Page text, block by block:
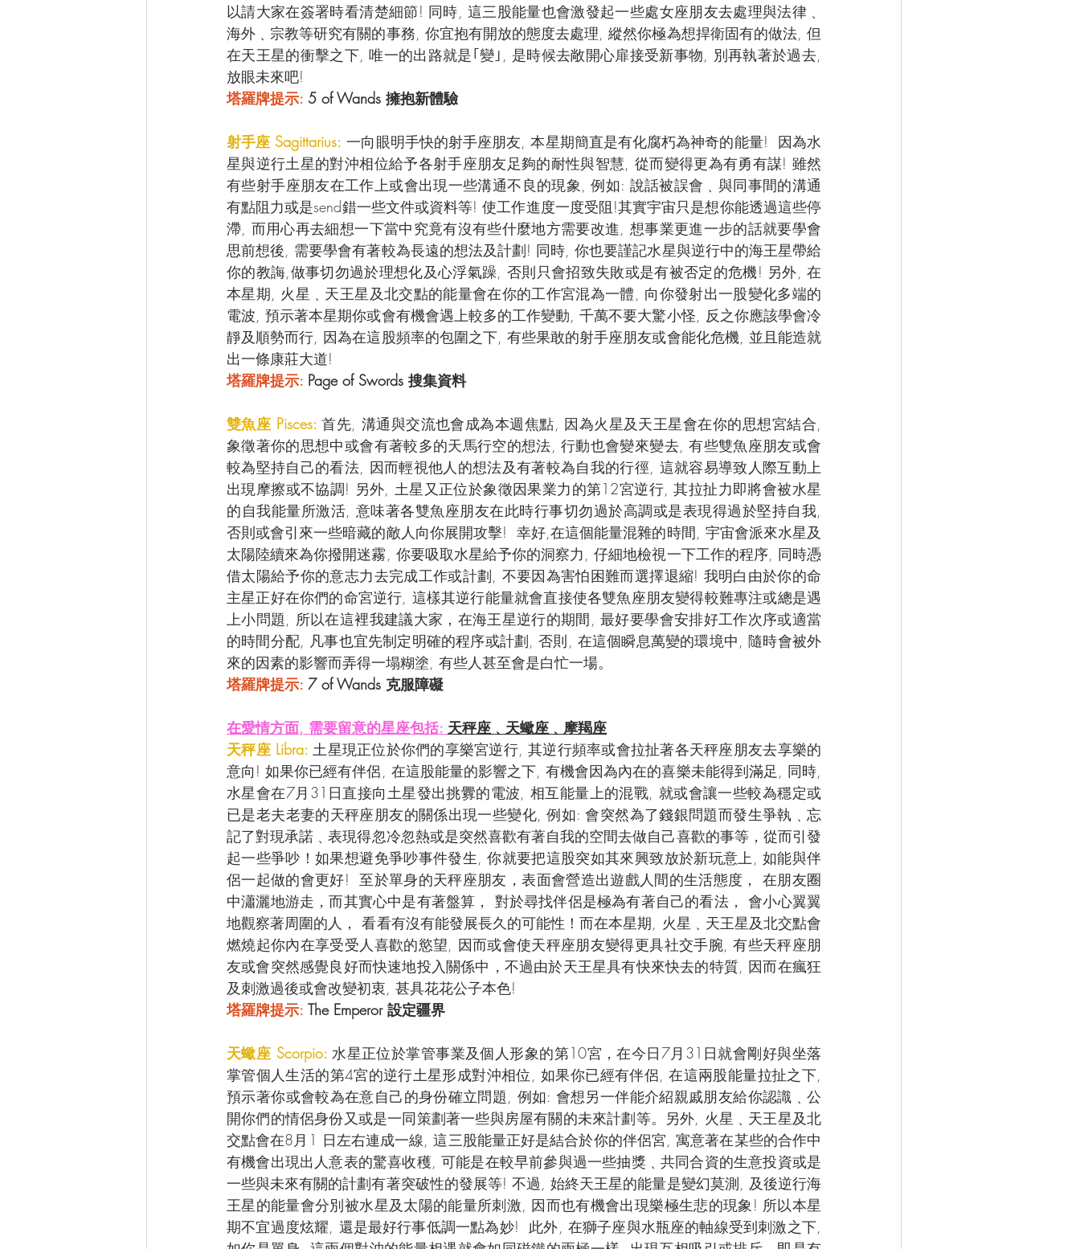
以請大家在簽署時看清楚細節! 同時, 這三股能量也會激發起一些處女座朋友去處理與法律﹑
海外﹑宗教等研究有關的事務, 你宜抱有開放的態度去處理, 縱然你極為想捍衛固有的做法, 但
在天王星的衝擊之下, 唯一的出路就是｢變｣, 是時候去敞開心扉接受新事物, 別再執著於過去,
放眼未來吧!
塔羅牌提示: 5 of Wands 擁抱新體驗
射手座 Sagittarius: 一向眼明手快的射手座朋友, 本星期簡直是有化腐朽為神奇的能量!  因為水
星與逆行土星的對沖相位給予各射手座朋友足夠的耐性與智慧, 從而變得更為有勇有謀! 雖然
有些射手座朋友在工作上或會出現一些溝通不良的現象, 例如: 說話被誤會﹑與同事間的溝通
有點阻力或是send錯一些文件或資料等! 使工作進度一度受阻!其實宇宙只是想你能透過這些停
滯, 而用心再去細想一下當中究竟有沒有些什麼地方需要改進, 想事業更進一步的話就要學會
思前想後, 需要學會有著較為長遠的想法及計劃! 同時, 你也要謹記水星與逆行中的海王星帶給
你的教誨,做事切勿過於理想化及心浮氣躁, 否則只會招致失敗或是有被否定的危機! 另外, 在
本星期, 火星﹑天王星及北交點的能量會在你的工作宮混為一體, 向你發射出一股變化多端的
電波, 預示著本星期你或會有機會遇上較多的工作變動, 千萬不要大驚小怪, 反之你應該學會冷
靜及順勢而行, 因為在這股頻率的包圍之下, 有些果敢的射手座朋友或會能化危機, 並且能造就
出一條康莊大道!
塔羅牌提示: Page of Swords 搜集資料
雙魚座 Pisces: 首先, 溝通與交流也會成為本週焦點, 因為火星及天王星會在你的思想宮結合,
象徵著你的思想中或會有著較多的天馬行空的想法, 行動也會變來變去, 有些雙魚座朋友或會
較為堅持自己的看法, 因而輕視他人的想法及有著較為自我的行徑, 這就容易導致人際互動上
出現摩擦或不協調! 另外, 土星又正位於象徵因果業力的第12宮逆行, 其拉扯力即將會被水星
的自我能量所激活, 意味著各雙魚座朋友在此時行事切勿過於高調或是表現得過於堅持自我,
否則或會引來一些暗藏的敵人向你展開攻擊!  幸好,在這個能量混雜的時間, 宇宙會派來水星及
太陽陸續來為你撥開迷霧, 你要吸取水星給予你的洞察力, 仔細地檢視一下工作的程序, 同時憑
借太陽給予你的意志力去完成工作或計劃, 不要因為害怕困難而選擇退縮! 我明白由於你的命
主星正好在你們的命宮逆行, 這樣其逆行能量就會直接使各雙魚座朋友變得較難專注或總是遇
上小問題, 所以在這裡我建議大家，在海王星逆行的期間, 最好要學會安排好工作次序或適當
的時間分配, 凡事也宜先制定明確的程序或計劃, 否則, 在這個瞬息萬變的環境中, 隨時會被外
來的因素的影響而弄得一塌糊塗, 有些人甚至會是白忙一場。
塔羅牌提示: 7 of Wands 克服障礙
在愛情方面, 需要留意的星座包括: 天秤座﹑天蠍座﹑摩羯座
天秤座 Libra: 土星現正位於你們的享樂宮逆行, 其逆行頻率或會拉扯著各天秤座朋友去享樂的
意向! 如果你已經有伴侶, 在這股能量的影響之下, 有機會因為內在的喜樂未能得到滿足, 同時,
水星會在7月31日直接向土星發出挑釁的電波, 相互能量上的混戰, 就或會讓一些較為穩定或
已是老夫老妻的天秤座朋友的關係出現一些變化, 例如: 會突然為了錢銀問題而發生爭執﹑忘
記了對現承諾﹑表現得忽冷忽熱或是突然喜歡有著自我的空間去做自己喜歡的事等，從而引發
起一些爭吵！如果想避免爭吵事件發生, 你就要把這股突如其來興致放於新玩意上, 如能與伴
侶一起做的會更好!  至於單身的天秤座朋友，表面會營造出遊戲人間的生活態度， 在朋友圈
中瀟灑地游走，而其實心中是有著盤算， 對於尋找伴侶是極為有著自己的看法， 會小心翼翼
地觀察著周圍的人， 看看有沒有能發展長久的可能性！而在本星期, 火星﹑天王星及北交點會
燃燒起你內在享受受人喜歡的慾望, 因而或會使天秤座朋友變得更具社交手腕, 有些天秤座朋
友或會突然感覺良好而快速地投入關係中，不過由於天王星具有快來快去的特質, 因而在瘋狂
及刺激過後或會改變初衷, 甚具花花公子本色!
塔羅牌提示: The Emperor 設定疆界
天蠍座 Scorpio: 水星正位於掌管事業及個人形象的第10宮，在今日7月31日就會剛好與坐落
掌管個人生活的第4宮的逆行土星形成對沖相位, 如果你已經有伴侶, 在這兩股能量拉扯之下,
預示著你或會較為在意自己的身份確立問題, 例如: 會想另一伴能介紹親戚朋友給你認識﹑公
開你們的情侶身份又或是一同策劃著一些與房屋有關的未來計劃等。另外, 火星﹑天王星及北
交點會在8月1 日左右連成一線, 這三股能量正好是結合於你的伴侶宮, 寓意著在某些的合作中
有機會出現出人意表的驚喜收穫, 可能是在較早前參與過一些抽獎﹑共同合資的生意投資或是
一些與未來有關的計劃有著突破性的發展等! 不過, 始終天王星的能量是變幻莫測, 及後逆行海
王星的能量會分別被水星及太陽的能量所刺激, 因而也有機會出現樂極生悲的現象! 所以本星
期不宜過度炫耀, 還是最好行事低調一點為妙!  此外, 在獅子座與水瓶座的軸線受到刺激之下,